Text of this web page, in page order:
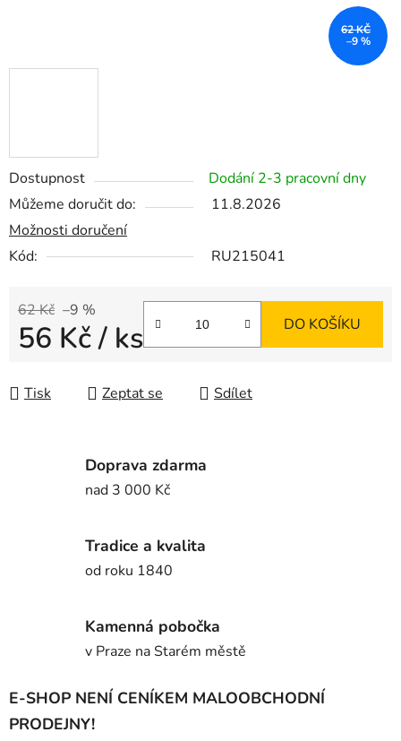
Dostupnost
Dodání 2-3 pracovní dny
Můžeme doručit do:
11.8.2026
Možnosti doručení
Kód:
RU215041
62 Kč –9 %
56 Kč/ ks DO KOŠÍKU
Tisk Zeptat se Sdílet
62 KČ
–9 %
Doprava zdarma
nad 3 000 Kč
Tradice a kvalita
od roku 1840
Kamenná pobočka
v Praze na Starém městě
E-SHOP NENÍ CENÍKEM MALOOBCHODNÍ
PRODEJNY!